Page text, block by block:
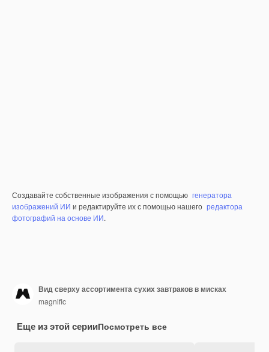
Создавайте собственные изображения с помощью генератора
изображений ИИ и редактируйте их с помощью нашего редактора
фотографий на основе ИИ.
Вид сверху ассортимента сухих завтраков в мисках
magnific
Еще из этой серииПосмотреть все